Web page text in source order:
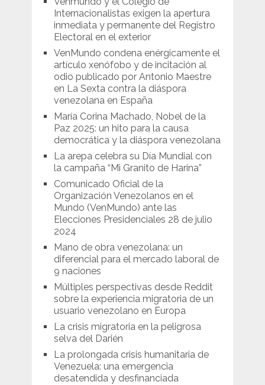
Internacionalistas exigen la apertura
inmediata y permanente del Registro
Electoral en el exterior
VenMundo condena enérgicamente el
artículo xenófobo y de incitación al
odio publicado por Antonio Maestre
en La Sexta contra la diáspora
venezolana en España
María Corina Machado, Nobel de la
Paz 2025: un hito para la causa
democrática y la diáspora venezolana
La arepa celebra su Día Mundial con
la campaña “Mi Granito de Harina”
Comunicado Oficial de la
Organización Venezolanos en el
Mundo (VenMundo) ante las
Elecciones Presidenciales 28 de julio
2024
Mano de obra venezolana: un
diferencial para el mercado laboral de
9 naciones
Múltiples perspectivas desde Reddit
sobre la experiencia migratoria de un
usuario venezolano en Europa
La crisis migratoria en la peligrosa
selva del Darién
La prolongada crisis humanitaria de
Venezuela: una emergencia
desatendida y desfinanciada